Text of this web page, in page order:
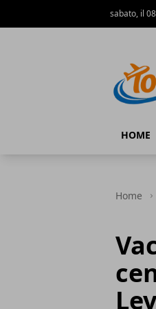
sabato, il
HOME
Home